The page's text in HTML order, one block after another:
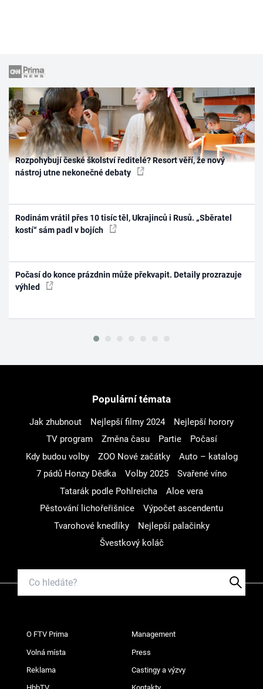
Rozpohybují české školství ředitelé? Resort věří, že nový
nástroj utne nekonečné debaty
Rodinám vrátil přes 10 tisíc těl, Ukrajinců i Rusů. „Sběratel
kostí“ sám padl v bojích
Počasí do konce prázdnin může překvapit. Detaily prozrazuje
výhled
Populární témata
Jak zhubnout Nejlepší filmy 2024
Nejlepší horory
TV program
Změna času Partie
Počasí
Kdy budou volby
ZOO Nové začátky
Auto – katalog
7 pádů Honzy Dědka
Volby 2025
Svařené víno
Tatarák podle Pohlreicha
Aloe vera
Pěstování lichořeřišnice
Výpočet ascendentu
Tvarohové knedlíky
Nejlepší palačinky
Švestkový koláč
O FTV Prima Management
Volná místa Press
Reklama Castingy a výzvy